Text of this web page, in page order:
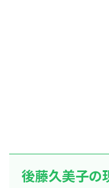
後藤久美子の